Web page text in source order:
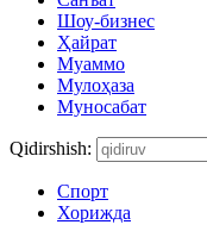
Шоу-бизнес
Ҳайрат
Муаммо
Мулоҳаза
Муносабат
Qidirshish:
Спорт
Хорижда